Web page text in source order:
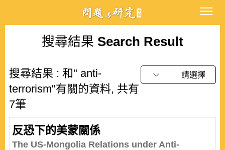
搜尋結果 Search Result
搜尋結果 : 和" anti-
terrorism"有關的資料, 共有
7筆
請選擇
反恐下的美蒙關係
The US-Mongolia Relations under Anti-